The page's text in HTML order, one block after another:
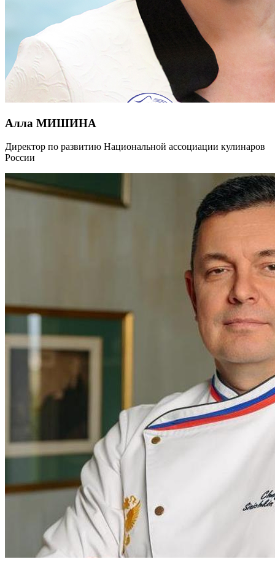
Алла МИШИНА
Директор по развитию Национальной ассоциации кулинаров
России